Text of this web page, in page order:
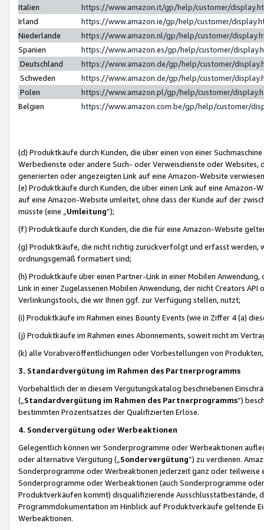
Italien
https://www.amazon.it/gp/help/customer/
Irland
https://www.amazon.ie/gp/help/customer/
Niederlande
https://www.amazon.nl/gp/help/customer/
Spanien
https://www.amazon.es/gp/help/customer/
Deutschland
https://www.amazon.de/gp/help/customer/
Schweden
https://www.amazon.de/gp/help/customer/
Polen
https://www.amazon.pl/gp/help/customer/
Belgien
https://www.amazon.com.be/gp/help/customer/
(d) Produktkäufe durch Kunden, die über einen von einer
Werbedienste oder andere Such- oder Verweisdienste oder Websites,
generierten oder angezeigten Link auf eine Amazon-Website
(e) Produktkäufe durch Kunden, die über einen Link auf eine
auf eine Amazon-Website umleitet, ohne dass der Kunde auf der
müsste (eine „ Umleitung“);
(f) Produktkäufe durch Kunden, die die für eine Amazon-Website
(g) Produktkäufe, die nicht richtig zurückverfolgt und erfasst werden,
ordnungsgemäß formatiert sind;
(h) Produktkäufe über einen Partner-Link in einer Mobilen
Link in einer Zugelassenen Mobilen Anwendung, der nicht Creators
Verlinkungstools, die wir Ihnen ggf. zur Verfügung stellen, nutzt;
(i) Produktkäufe im Rahmen eines Bounty Events (wie in Ziffer 4 (a)
(j) Produktkäufe im Rahmen eines Abonnements, soweit nicht im
(k) alle Vorabveröffentlichungen oder Vorbestellungen von
3. Standardvergütung im Rahmen des Partnerprogramms
Vorbehaltlich der in diesem Vergütungskatalog beschriebenen
(„ Standardvergütung im Rahmen des Partnerprogramms“)
bestimmten Prozentsatzes der Qualifizierten Erlöse.
4. Sondervergütung oder Werbeaktionen
Gelegentlich können wir Sonderprogramme oder Werbeaktionen
oder alternative Vergütung („ Sondervergütung”) zu verdienen.
Sonderprogramme oder Werbeaktionen jederzeit ganz oder
Sonderprogramme oder Werbeaktionen (auch Sonderprogramme
Produktverkäufen kommt) disqualifizierende Ausschlusstatbestände,
Programmdokumentation im Hinblick auf Produktverkäufe geltende
Werbeaktionen.